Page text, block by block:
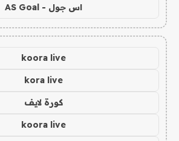
اس جول - AS Goal
koora live
kora live
كورة لايف
koora live